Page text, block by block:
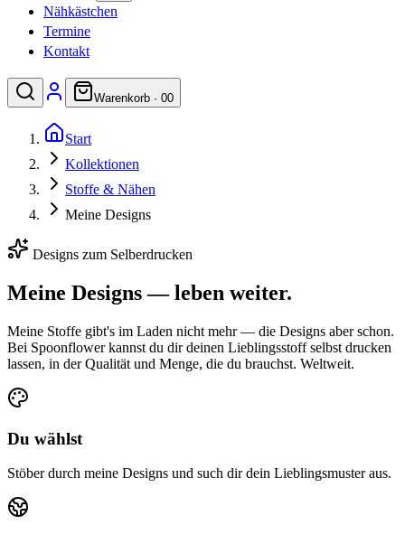
Nähkästchen
Termine
Kontakt
Warenkorb · 00
Start
Kollektionen
Stoffe & Nähen
Meine Designs
Designs zum Selberdrucken
Meine Designs —leben weiter.
Meine Stoffe gibt's im Laden nicht mehr — die Designs aber schon.
Bei Spoonflower kannst du dir deinen Lieblingsstoff selbst drucken
lassen, in der Qualität und Menge, die du brauchst. Weltweit.
Du wählst
Stöber durch meine Designs und such dir dein Lieblings­muster aus.